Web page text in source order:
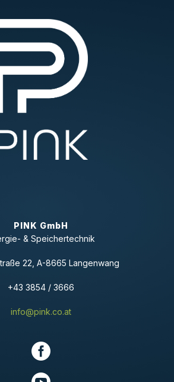
PINK GmbH
& Speichertechnik
22, A-8665 Langenwang
+43 3854 / 3666
info@pink.co.at